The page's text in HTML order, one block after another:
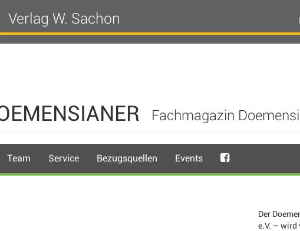
Verlag W. Sachon
Fachmagazin
Team Service Bezugsquellen Events
Der
e.V. – wird